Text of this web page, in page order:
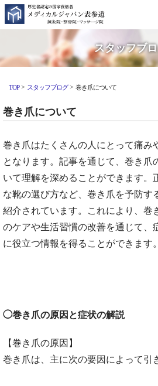
スタッフブ
TOP> スタッフブログ> 巻き爪について
巻き爪について
巻き爪はたくさんの人にとって痛み
となります。記事を通じて、巻き爪
いて理解を深めることができます。
な靴の選び方など、巻き爪を予防す
紹介されています。これにより、巻
のケアや生活習慣の改善を通じて、
に役立つ情報を得ることができます。
◯巻き爪の原因と症状の解説
【巻き爪の原因】
巻き爪は、主に次の要因によって引